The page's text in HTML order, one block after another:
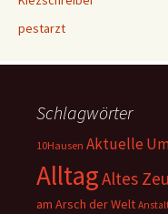
pestarzt
Schlagwörter
10Hausen Aktuelle
AlltagAltes
am Arsch der Welt